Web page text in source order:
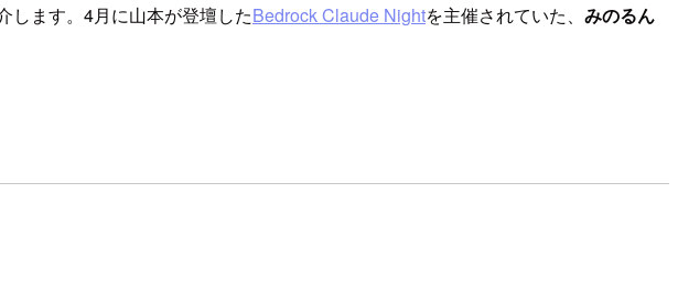
します。4月に山本が登壇したBedrock Claude Nightを主催されていた、 みのるん